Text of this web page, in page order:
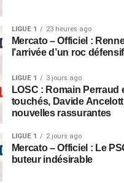
LIGUE 1 23 heures ago
Mercato – Officiel :
l’arrivée d’un roc
LIGUE 1 3 jours ago
LOSC : Romain
touchés, Davide
nouvelles rassurantes
LIGUE 1 2 jours ago
Mercato – Officiel : Le
buteur indésirable